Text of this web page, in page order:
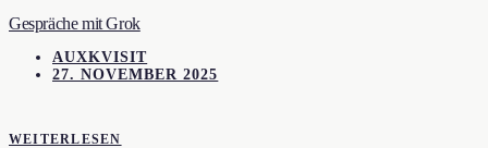
Gespräche mit Grok
AUXKVISIT
27. NOVEMBER 2025
WEITERLESEN